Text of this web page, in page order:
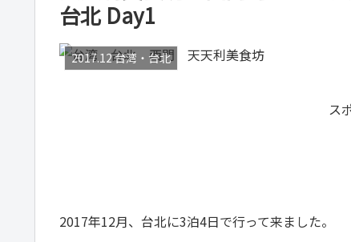
台北 Day1
2017.12 台湾・台北
ス
2017年12月、台北に3泊4日で行って来ました。